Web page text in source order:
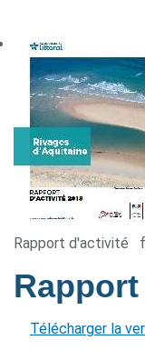
Rapport d'activité
Télécharger la